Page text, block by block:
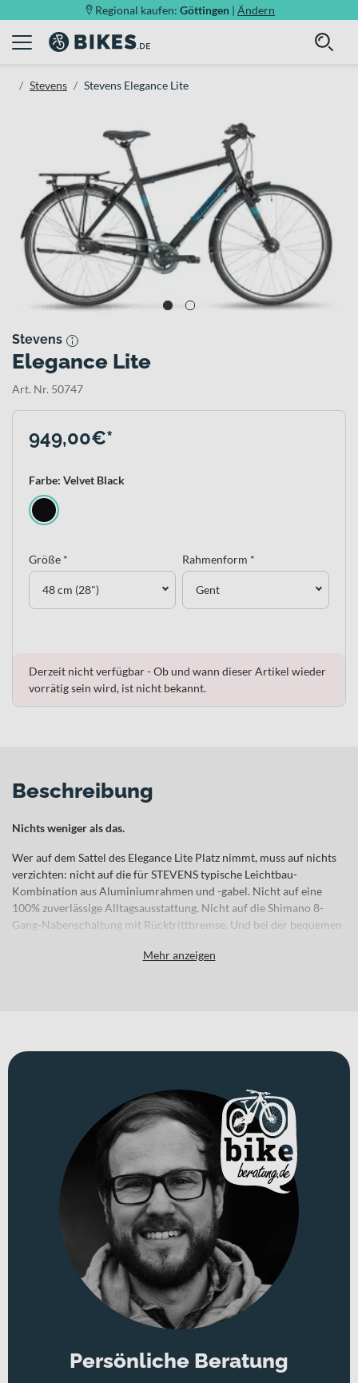
Regional kaufen: Göttingen | Ändern
Stevens Stevens Elegance Lite
Stevens
Elegance Lite
Art. Nr. 50747
949,00€*
Farbe: Velvet Black
Größe *
48 cm (28")
Rahmenform *
Gent
Derzeit nicht verfügbar - Ob und wann dieser Artikel wieder
vorrätig sein wird, ist nicht bekannt.
Beschreibung
Nichts weniger als das.
Wer auf dem Sattel des Elegance Lite Platz nimmt, muss auf nichts
verzichten: nicht auf die für STEVENS typische Leichtbau-
Kombination aus Aluminiumrahmen und -gabel. Nicht auf eine
100% zuverlässige Alltagsausstattung. Nicht auf die Shimano 8-
Gang-Nabenschaltung mit Rücktrittbremse. Und bei der bequemen
Schwarz und edlem Metallic-Blau.
Lenkstabile STEVENS Aluminiumgabel
Mehr anzeigen
Persönliche Beratung